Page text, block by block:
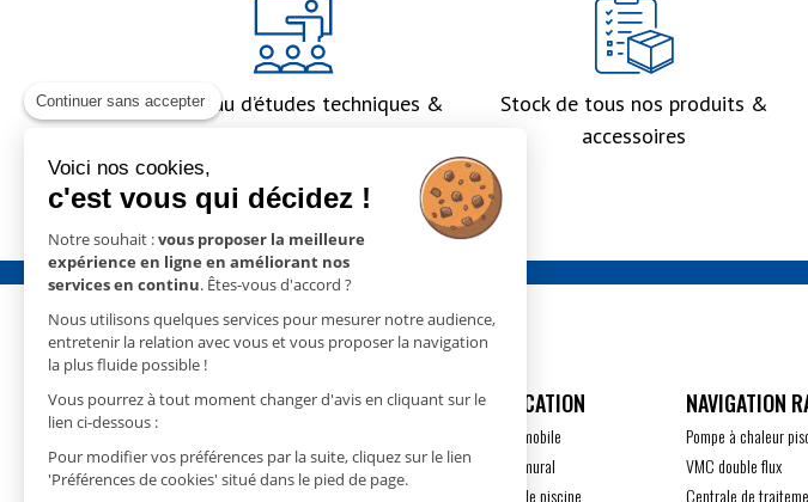
Continuer sans accepter
Voici nos cookies,
c'est vous qui décidez !
Notre souhait :vous proposer la meilleure
expérience en ligne en améliorant nos
services en continu. Êtes-vous d'accord ?
Nous utilisons quelques services pour mesurer notre audience,
entretenir la relation avec vous et vous proposer la navigation
la plus fluide possible !
Vous pourrez à tout moment changer d'avis en cliquant sur le
lien ci-dessous :
Pour modifier vos préférences par la suite, cliquez sur le lien
'Préférences de cookies' situé dans le pied de page.
Un bureau d’études techniques &
Stock de tous nos produits &
accessoires
GECO- 15 rue Nicolas Cugnot
67410 DRUSENHEIM
T.+33(0)3 88 18 11 18
contact@geco.fr
DÉSHUMIDIFICATION
Déshumidification mobile
Déshumidification mural
Déshumidification de piscine
Pompe à chaleur
VMC double flux
Centrale de